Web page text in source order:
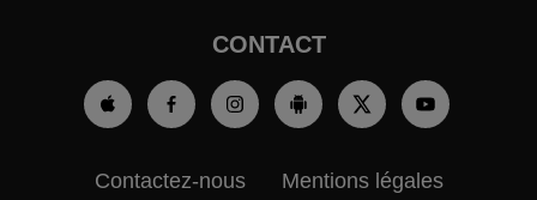
CONTACT
Contactez-nous Mentions légales